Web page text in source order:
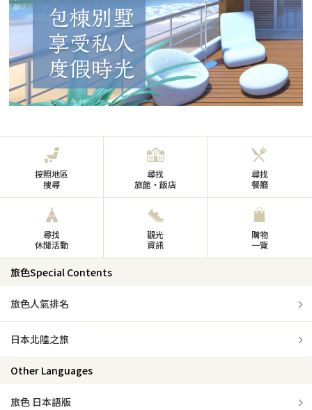
按照地區
搜尋
尋找
旅館・飯店
尋找
餐廳
尋找
休閒活動
觀光
資訊
購物
一覽
旅色Special Contents
旅色人氣排名
日本北陸之旅
Other Languages
旅色 日本語版